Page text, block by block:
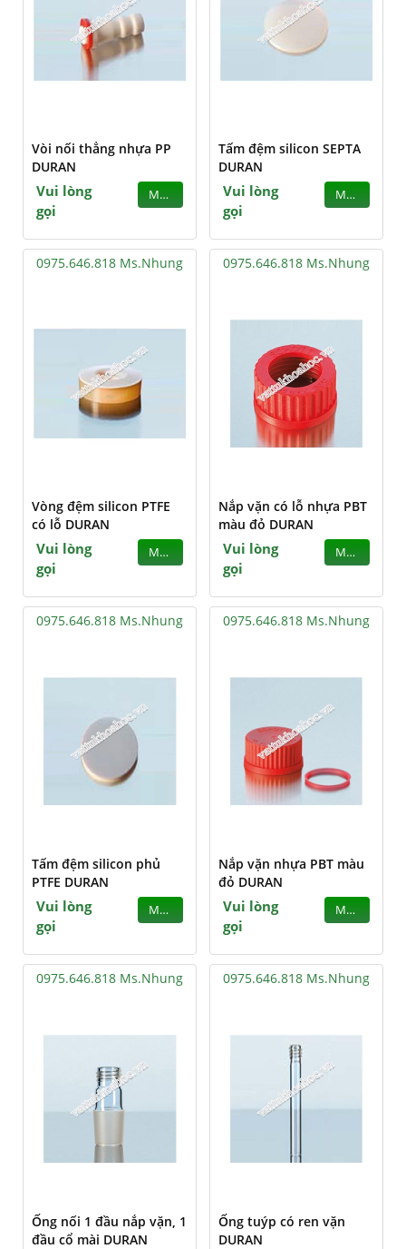
Vòi nối thẳng nhựa PP
DURAN
Vui lòng
gọi
MUA
Tấm đệm silicon SEPTA
DURAN
Vui lòng
gọi
MUA
0975.646.818 Ms.Nhung
Vòng đệm silicon PTFE
có lỗ DURAN
Vui lòng
gọi
MUA
0975.646.818 Ms.Nhung
Nắp vặn có lỗ nhựa PBT
màu đỏ DURAN
Vui lòng
gọi
MUA
0975.646.818 Ms.Nhung
Tấm đệm silicon phủ
PTFE DURAN
Vui lòng
gọi
MUA
0975.646.818 Ms.Nhung
Nắp vặn nhựa PBT màu
đỏ DURAN
Vui lòng
gọi
MUA
0975.646.818 Ms.Nhung
Ống nối 1 đầu nắp vặn, 1
đầu cổ mài DURAN
0975.646.818 Ms.Nhung
Ống tuýp có ren vặn
DURAN